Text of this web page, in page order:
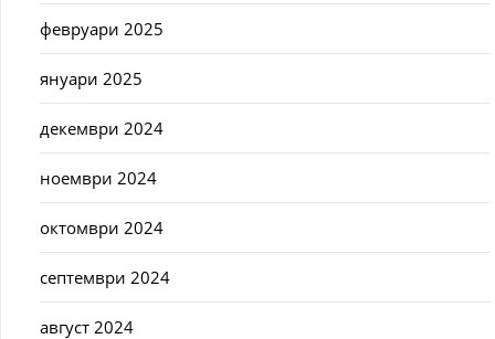
февруари 2025
януари 2025
декември 2024
ноември 2024
октомври 2024
септември 2024
август 2024